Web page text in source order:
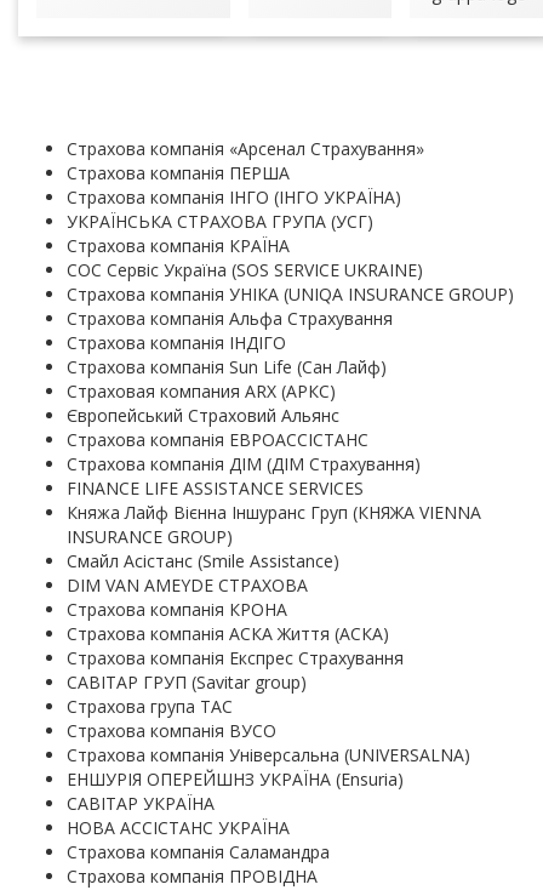
Страхова компанія «Арсенал Страхування»
Страхова компанія ПЕРША
Страхова компанія ІНГО (ІНГО УКРАЇНА)
УКРАЇНСЬКА СТРАХОВА ГРУПА (УСГ)
Страхова компанія КРАЇНА
СОС Сервіс Україна (SOS SERVICE UKRAINE)
Страхова компанія УНІКА (UNIQA INSURANCE GROUP)
Страхова компанія Альфа Страхування
Страхова компанія ІНДІГО
Страхова компанія Sun Life (Сан Лайф)
Страховая компания ARX (АРКС)
Європейський Страховий Альянс
Страхова компанія ЕВРОАССІСТАНС
Страхова компанія ДІМ (ДІМ Страхування)
FINANCE LIFE ASSISTANCE SERVICES
Княжа Лайф Вієнна Іншуранс Груп (КНЯЖА VIENNA
INSURANCE GROUP)
Смайл Асістанс (Smile Assistance)
DIM VAN AMEYDE СТРАХОВА
Страхова компанія КРОНА
Страхова компанія АСКА Життя (АСКА)
Страхова компанія Експрес Страхування
САВІТАР ГРУП (Savitar group)
Страхова група ТАС
Cтрахова компанія ВУСО
Страхова компанія Універсальна (UNIVERSALNA)
ЕНШУРІЯ ОПЕРЕЙШНЗ УКРАЇНА (Ensuria)
САВІТАР УКРАЇНА
НОВА АССІСТАНС УКРАЇНА
Cтрахова компанія Саламандра
Страхова компанія ПРОВІДНА